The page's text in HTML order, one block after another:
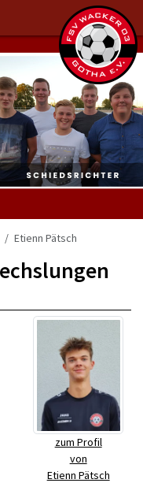
Etienn Pätsch
zum Profil
von
Etienn Pätsch